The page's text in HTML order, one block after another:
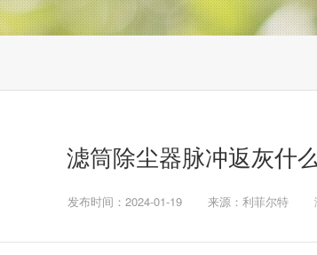
滤筒除尘器脉冲返灰什
发布时间：2024-01-19 来源：利菲尔特